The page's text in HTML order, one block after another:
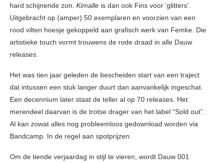
hard schijnende zon. Kimalle is dan ook Fins voor ‘glitters’.
Uitgebracht op (amper) 50 exemplaren en voorzien van een
rood vilten hoesje gekoppeld aan grafisch werk van Femke. Die
artistieke touch vormt trouwens de rode draad in alle Dauw
releases.
Het was tien jaar geleden de bescheiden start van een traject
dat intussen een stuk langer duurt dan aanvankelijk ingeschat.
Een decennium later staat de teller al op 70 releases. Het
merendeel daarvan is de trotse drager van het label “Sold out”.
Al kan zowat alles nog probleemloos gedownload worden via
Bandcamp. In de regel aan spotprijzen.
Om de tiende verjaardag in stijl te vieren, wordt Dauw 001